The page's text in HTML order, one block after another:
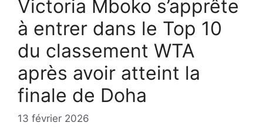
Victoria Mboko s’apprête
à entrer dans le Top 10
du classement WTA
après avoir atteint la
finale de Doha
13 février 2026